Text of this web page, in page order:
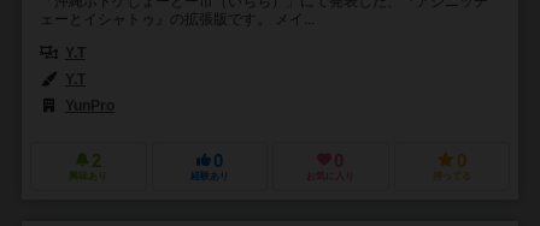
ェーとイシャトゥ』の拡張版です。 メイ...
Y.T
Y.T
YunPro
2
興味あり
0
経験あり
0
お気に入り
0
持ってる